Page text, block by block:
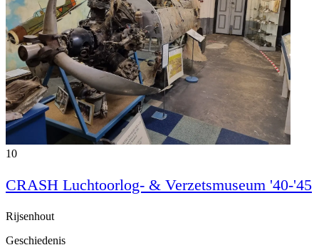
10
CRASH Luchtoorlog- & Verzetsmuseum '40-'45
Rijsenhout
Geschiedenis